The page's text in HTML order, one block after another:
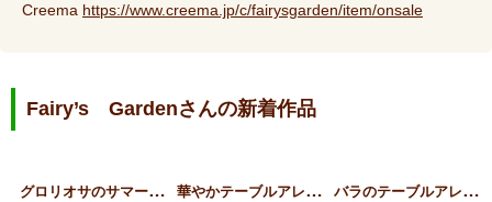
Creema https://www.creema.jp/c/fairysgarden/item/onsale
Fairy’s Gardenさんの新着作品
グ
ロリオサのサマーアレンジ 華
やかテーブルアレンジ バ
ラのテーブルアレンジ